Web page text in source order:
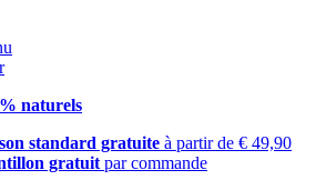
naturels
standard gratuite à partir de € 49,90
gratuit par commande